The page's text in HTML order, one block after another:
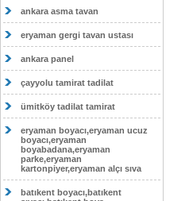
ankara asma tavan
eryaman gergi tavan ustası
ankara panel
çayyolu tamirat tadilat
ümitköy tadilat tamirat
eryaman boyacı,eryaman ucuz
boyacı,eryaman
boyabadana,eryaman
parke,eryaman
kartonpiyer,eryaman alçı sıva
batıkent boyacı,batıkent